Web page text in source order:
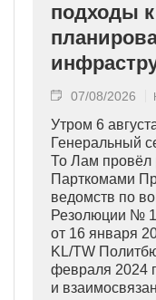
подходы
07/08/2026
Утром 6
Генеральный
То Лам провёл
Парткомами
ведомств по
Резолюции №
от 16 января
KL/TW
февраля 2024
и